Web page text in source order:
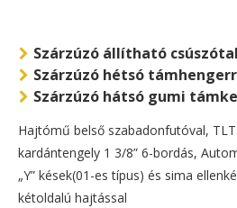
Szárzúzó állítható
Szárzúzó hétsó
Szárzúzó hátsó gumi
Hajtómű belső szabadonfutóval,
kardántengely 1 3/8” 6-bordás,
„Y” kések(01-es típus) és sima
kétoldalú hajtással